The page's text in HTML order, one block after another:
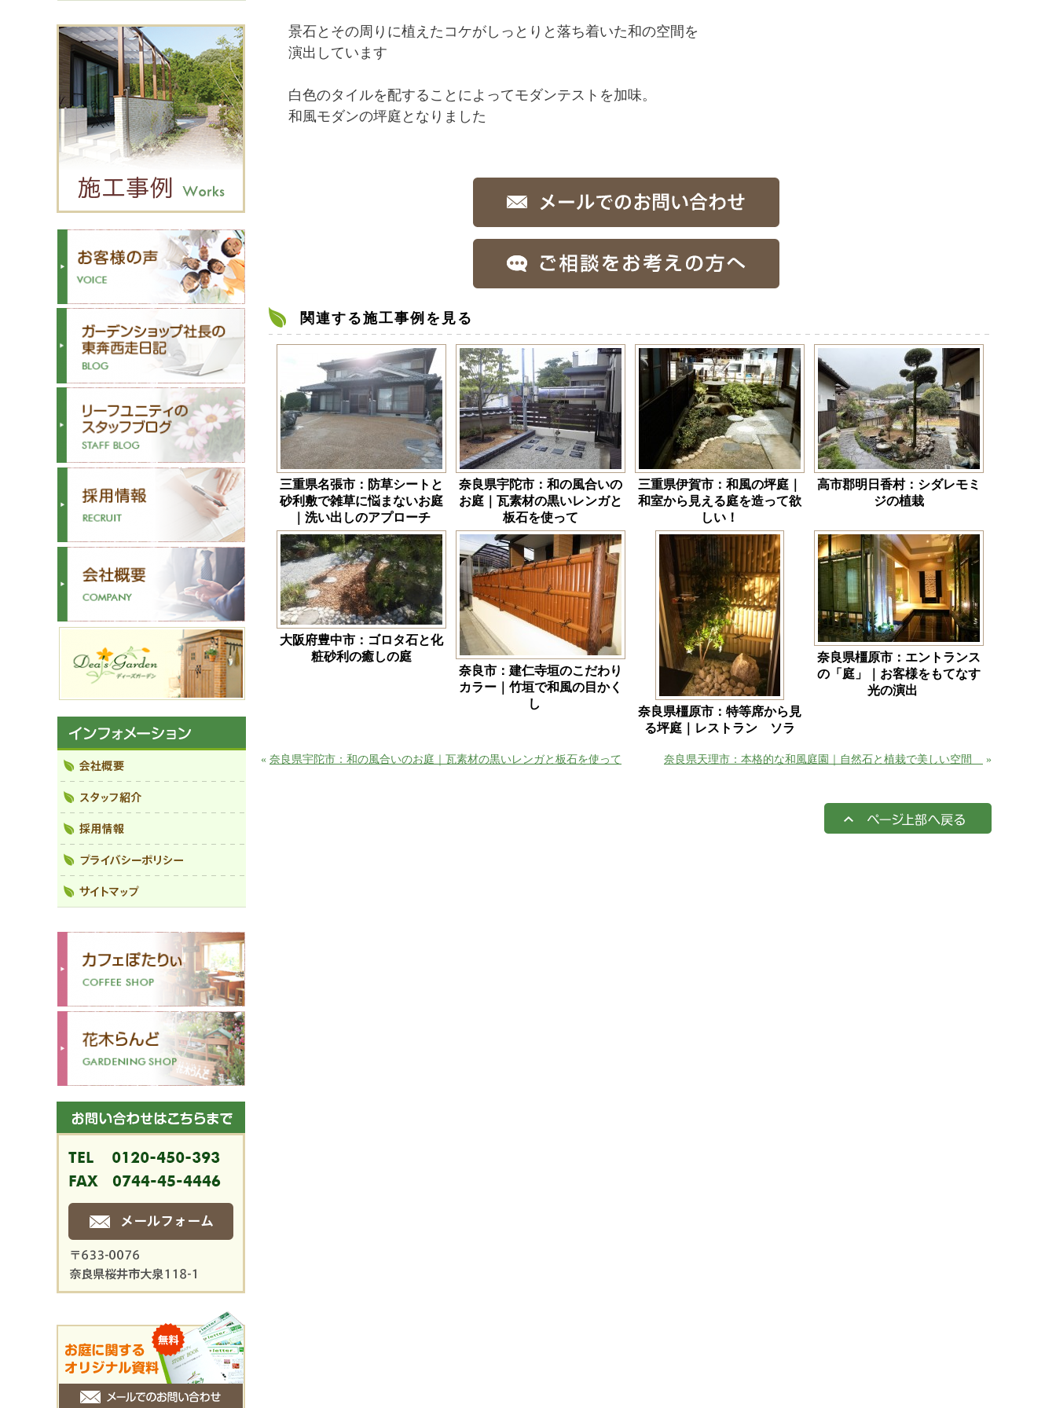
景石とその周りに植えたコケがしっとりと落ち着いた和の空間を
演出しています
白色のタイルを配することによってモダンテストを加味。
和風モダンの坪庭となりました
関連する施工事例を見る
三重県名張市：防草シートと
砂利敷で雑草に悩まないお庭
｜洗い出しのアプローチ
奈良県宇陀市：和の風合いの
お庭｜瓦素材の黒いレンガと
板石を使って
三重県伊賀市：和風の坪庭｜
和室から見える庭を造って欲
しい！
高市郡明日香村：シダレモミ
ジの植栽
大阪府豊中市：ゴロタ石と化
粧砂利の癒しの庭
奈良市：建仁寺垣のこだわり
カラー｜竹垣で和風の目かく
し
奈良県橿原市：特等席から見
る坪庭｜レストラン ソラ
奈良県橿原市：エントランス
の「庭」｜お客様をもてなす
光の演出
« 奈良県宇陀市：和の風合いのお庭｜瓦素材の黒いレンガと板石を使って 奈良県天理市：本格的な和風庭園｜自然石と植栽で美しい空間 »